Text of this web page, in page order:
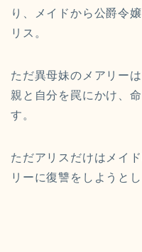
り、メイドから公爵令
リス。
ただ異母妹のメアリー
親と自分を罠にかけ、
す。
ただアリスだけはメイ
リーに復讐をしようとし